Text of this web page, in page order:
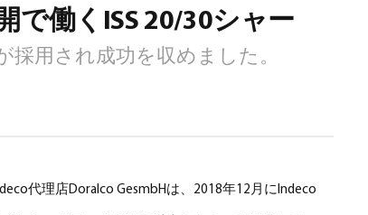
働くISS 20/30シャー
用され成功を収めました。
代理店Doralco GesmbHは、2018年12月にIndeco